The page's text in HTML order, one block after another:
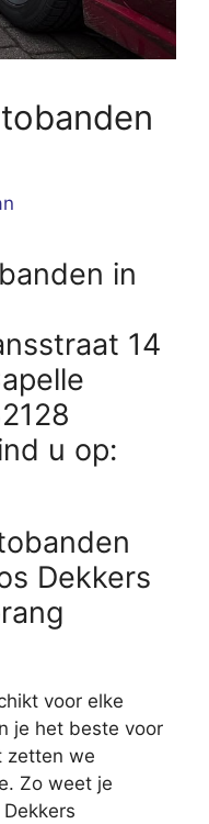
in
14
u op:
Dekkers
voor elke
je het beste voor
zetten we
Zo weet je